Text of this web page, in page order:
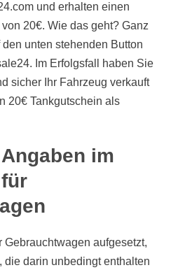
und erhalten einen
20€. Wie das geht? Ganz
unten stehenden Button
Im Erfolgsfall haben Sie
sicher Ihr Fahrzeug verkauft
20€ Tankgutschein als
im
Gebrauchtwagen aufgesetzt,
die darin unbedingt enthalten